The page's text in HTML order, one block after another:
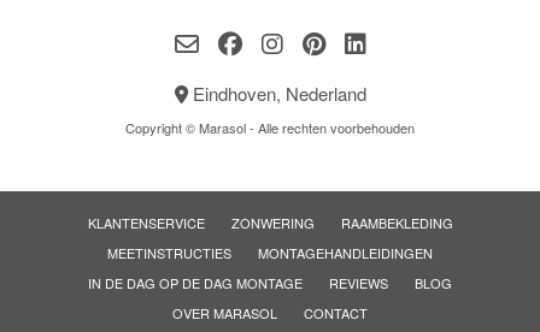
Eindhoven, Nederland
Copyright © Marasol - Alle rechten voorbehouden
KLANTENSERVICE ZONWERING
RAAMBEKLEDING
MEETINSTRUCTIES
MONTAGEHANDLEIDINGEN
IN DE DAG OP DE DAG MONTAGE
REVIEWS
BLOG
OVER MARASOL
CONTACT